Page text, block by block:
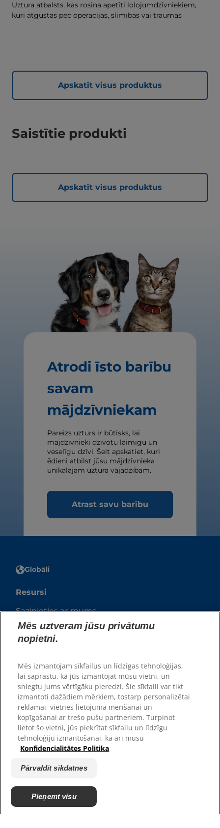
Uztura atbalsts, kas rosina apetīti lolojumdzīvniekiem,
kuri atgūstas pēc operācijas, slimības vai traumas
Apskatīt visus produktus
Saistītie produkti
Apskatīt visus produktus
Atrodi īsto barību
savam
mājdzīvniekam
Pareizs uzturs ir būtisks, lai
mājdzīvnieki dzīvotu laimīgu un
veselīgu dzīvi. Šeit apskatiet, kuri
ēdieni atbilst jūsu mājdzīvnieka
unikālajām uztura vajadzībām.
Atrast savu barību
Globāli
Resursi
Sazinieties ar mums
Vietnes karte
Karjera
Patversmes partneri
All rights reserved.
Mēs uztveram jūsu privātumu
nopietni.
Mēs izmantojam sīkfailus un līdzīgas tehnoloģijas,
lai saprastu, kā jūs izmantojat mūsu vietni, un
sniegtu jums vērtīgāku pieredzi. Šie sīkfaili var tikt
izmantoti dažādiem mērķiem, tostarp personalizētai
reklāmai, vietnes lietojuma mērīšanai un
kopīgošanai ar trešo pušu partneriem. Turpinot
lietot šo vietni, jūs piekrītat sīkfailu un līdzīgu
tehnoloģiju izmantošanai, kā arī mūsu
Konfidencialitātes Politika
Pārvaldīt sīkdatnes
Pieņemt visu